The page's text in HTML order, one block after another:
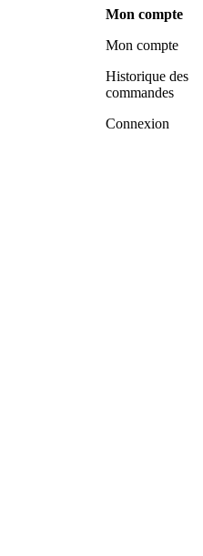
Mon compte
Mon compte
Historique des
commandes
Connexion